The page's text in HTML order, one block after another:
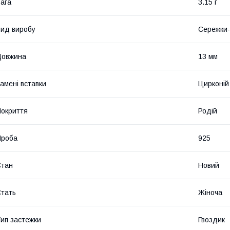
3.15 г
виробу
13 мм
вставки
Родій
925
Новий
Жіноча
застежки Гвоздик